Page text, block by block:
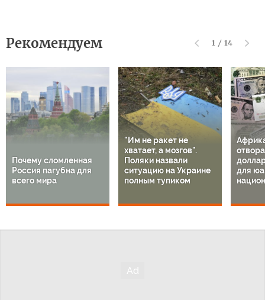
Рекомендуем 1 / 14
Почему сломленная
Россия пагубна для
всего мира
"Им не ракет не
хватает, а мозгов".
Поляки назвали
ситуацию на Украине
полным тупиком
для